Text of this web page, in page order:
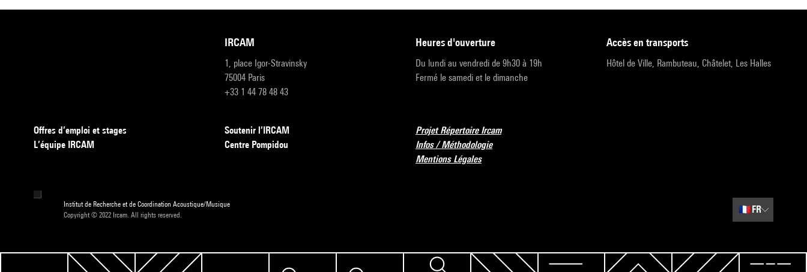
IRCAM
1, place Igor-Stravinsky
75004 Paris
+33 1 44 78 48 43
heures d'ouverture
Du lundi au vendredi de 9h30 à 19h
Fermé le samedi et le dimanche
accès en transports
Hôtel de Ville, Rambuteau, Châtelet, Les Halles
Offres d’emploi et stages
L’équipe IRCAM
Soutenir l’IRCAM
Centre Pompidou
Projet Répertoire Ircam
Infos / Méthodologie
Mentions Légales
Institut de Recherche et de Coordination Acoustique/Musique
Copyright © 2022 Ircam. All rights reserved.
🇫🇷 FR